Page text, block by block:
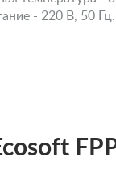
- 220 В, 50 Гц.